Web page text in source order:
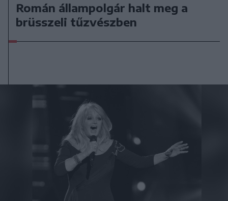
Román állampolgár halt meg a
brüsszeli tűzvészben